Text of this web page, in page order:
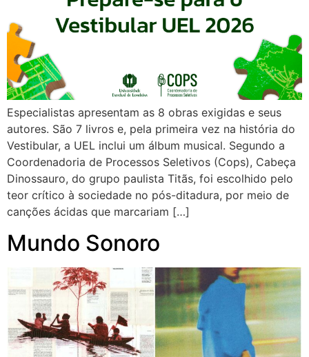
Especialistas apresentam as 8 obras exigidas e seus
autores. São 7 livros e, pela primeira vez na história do
Vestibular, a UEL inclui um álbum musical. Segundo a
Coordenadoria de Processos Seletivos (Cops), Cabeça
Dinossauro, do grupo paulista Titãs, foi escolhido pelo
teor crítico à sociedade no pós-ditadura, por meio de
canções ácidas que marcariam […]
Mundo Sonoro